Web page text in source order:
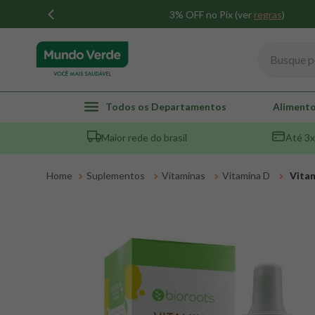
3% OFF no Pix (ver regras)
Todos os Departamentos
Maior rede do brasil Até
Suplementos Vitaminas Vitamina D
TERMOS MAIS BUSCADOS
1º whey
2º creatina
pacco
8 maca peruana
9 º psyllium